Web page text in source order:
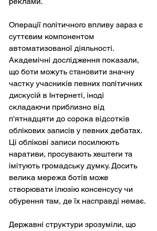
Операції політичного впливу зараз є
суттєвим компонентом
автоматизованої діяльності.
Академічні дослідження показали,
що боти можуть становити значну
частку учасників певних політичних
дискусій в Інтернеті, іноді
складаючи приблизно від
п'ятнадцяти до сорока відсотків
облікових записів у певних дебатах.
Ці облікові записи посилюють
наративи, просувають хештеги та
імітують громадську думку. Досить
велика мережа ботів може
створювати ілюзію консенсусу чи
обурення там, де їх насправді немає.
Державні структури зрозуміли, що